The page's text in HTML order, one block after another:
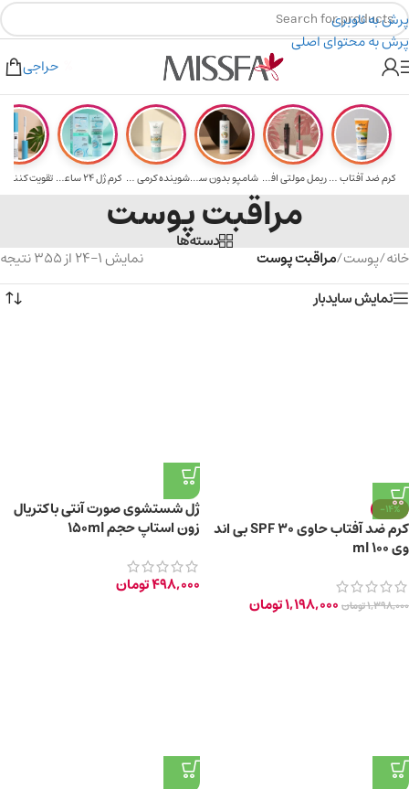
پرش به ناوبری
پرش به محتوای اصلی
۲٪ تخفیف روی سبد خرید برای روش کارت به کارت
هدیه برای خرید های بالای ۵ میلیون تومن
حراجی
کرم ضد آفتاب حا... ریمل مولتی افکت... شامپو بدون سولف... شوینده کرمی صور... کرم ژل ۲۴ ساعته... تقویت‌ کننده
مراقبت پوست
دسته‌ها
خانه/پوست/مراقبت پوست
نمایش 1–24 از 355 نتیجه
نمایش سایدبار
-14%
کرم ضد آفتاب حاوی SPF 30 بی اند
وی 100 ml
1,398,000تومان 1,198,000تومان
ژل شستشوی صورت آنتی باکتریال
زون استاپ حجم 150ml
498,000تومان